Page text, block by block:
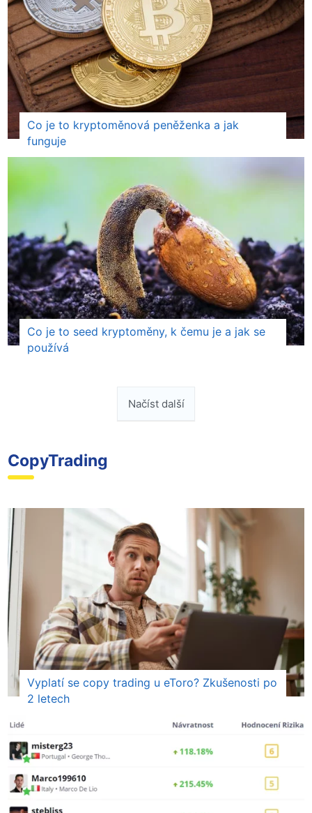
Co je to kryptoměnová peněženka a jak
funguje
Co je to seed kryptoměny, k čemu je a jak se
používá
Načíst další
CopyTrading
Vyplatí se copy trading u eToro? Zkušenosti po
2 letech